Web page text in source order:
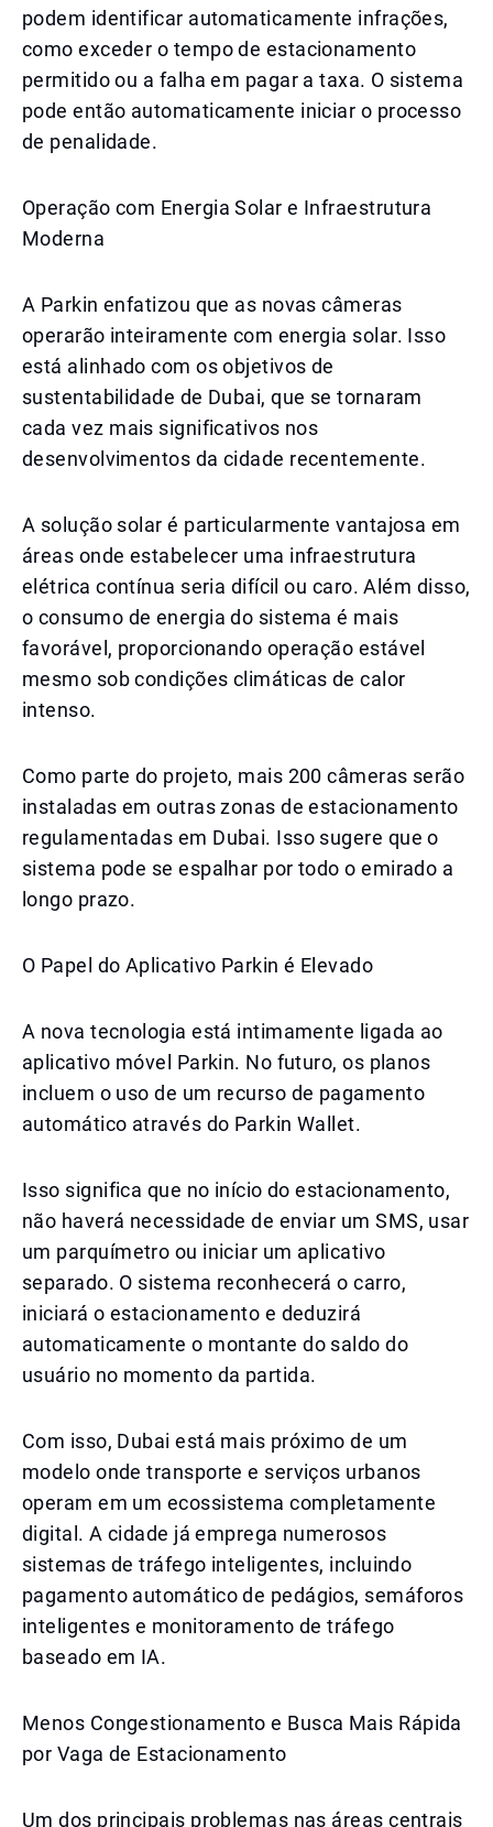
podem identificar automaticamente infrações,
como exceder o tempo de estacionamento
permitido ou a falha em pagar a taxa. O sistema
pode então automaticamente iniciar o processo
de penalidade.
Operação com Energia Solar e Infraestrutura
Moderna
A Parkin enfatizou que as novas câmeras
operarão inteiramente com energia solar. Isso
está alinhado com os objetivos de
sustentabilidade de Dubai, que se tornaram
cada vez mais significativos nos
desenvolvimentos da cidade recentemente.
A solução solar é particularmente vantajosa em
áreas onde estabelecer uma infraestrutura
elétrica contínua seria difícil ou caro. Além disso,
o consumo de energia do sistema é mais
favorável, proporcionando operação estável
mesmo sob condições climáticas de calor
intenso.
Como parte do projeto, mais 200 câmeras serão
instaladas em outras zonas de estacionamento
regulamentadas em Dubai. Isso sugere que o
sistema pode se espalhar por todo o emirado a
longo prazo.
O Papel do Aplicativo Parkin é Elevado
A nova tecnologia está intimamente ligada ao
aplicativo móvel Parkin. No futuro, os planos
incluem o uso de um recurso de pagamento
automático através do Parkin Wallet.
Isso significa que no início do estacionamento,
não haverá necessidade de enviar um SMS, usar
um parquímetro ou iniciar um aplicativo
separado. O sistema reconhecerá o carro,
iniciará o estacionamento e deduzirá
automaticamente o montante do saldo do
usuário no momento da partida.
Com isso, Dubai está mais próximo de um
modelo onde transporte e serviços urbanos
operam em um ecossistema completamente
digital. A cidade já emprega numerosos
sistemas de tráfego inteligentes, incluindo
pagamento automático de pedágios, semáforos
inteligentes e monitoramento de tráfego
baseado em IA.
Menos Congestionamento e Busca Mais Rápida
por Vaga de Estacionamento
Um dos principais problemas nas áreas centrais